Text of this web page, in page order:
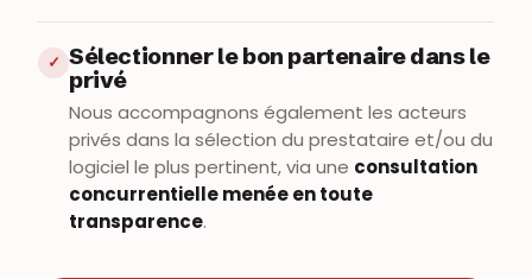
✓ Sélectionner le bon partenaire dans le
privé
Nous accompagnons également les acteurs
privés dans la sélection du prestataire et/ou du
logiciel le plus pertinent, via une consultation
concurrentielle menée en toute
transparence.